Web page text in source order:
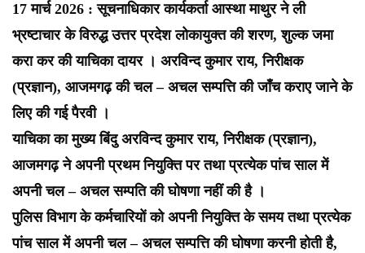
17 मार्च 2026 : सूचनाधिकार कार्यकर्ता आस्था माथुर ने ली
भ्रष्टाचार के विरुद्ध उत्तर प्रदेश लोकायुक्त की शरण, शुल्क जमा
करा कर की याचिका दायर । अरविन्द कुमार राय, निरीक्षक
(प्रज्ञान), आजमगढ़ की चल – अचल सम्पत्ति की जाँच कराए जाने के
लिए की गई पैरवी ।
याचिका का मुख्य बिंदु अरविन्द कुमार राय, निरीक्षक (प्रज्ञान),
आजमगढ़ ने अपनी प्रथम नियुक्ति पर तथा प्रत्येक पांच साल में
अपनी चल – अचल सम्पति की घोषणा नहीं की है ।
पुलिस विभाग के कर्मचारियों को अपनी नियुक्ति के समय तथा प्रत्येक
पांच साल में अपनी चल – अचल सम्पत्ति की घोषणा करनी होती है,